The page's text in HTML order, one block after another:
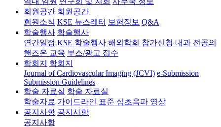
회원공간 회원공간
회원소식 KSE 뉴스레터 보험정보 Q&A
학술행사 학술행사
연간일정 KSE 학술행사 해외학회 참가신청 내과 전공의
핸즈온 교육 부스/광고 접수
학회지
학회지
Journal of Cardiovascular Imaging (JCVI) e-Submission
Submission Guidelines
학술 자료실 학술 자료실
학술자료 가이드라인 표준 심초음파 영상
공지사항 공지사항
공지사항